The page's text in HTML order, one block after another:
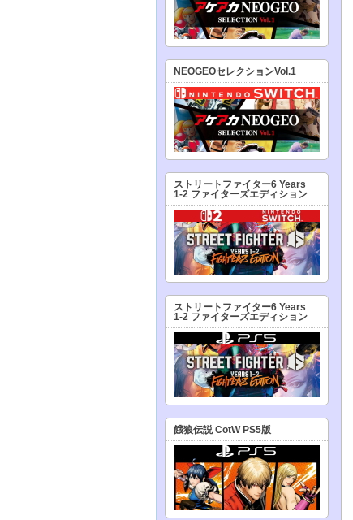
NEOGEOセレクションVol.1
ストリートファイター6 Years
1-2 ファイターズエディション
ストリートファイター6 Years
1-2 ファイターズエディション
餓狼伝説 CotW PS5版